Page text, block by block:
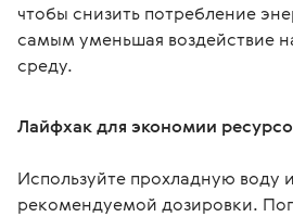
чтобы снизить потребление
самым уменьшая воздействие
среду.
Лайфхак для экономии
Используйте прохладную воду
рекомендуемой дозировки.